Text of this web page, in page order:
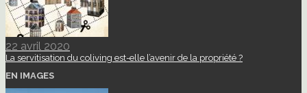
22 avril 2020
La servitisation du coliving est-elle l’avenir de la propriété ?
EN IMAGES